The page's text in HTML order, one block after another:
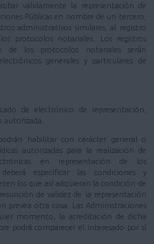
válidamente la representación de
Públicas en nombre de un tercero,
administrativos similares, al registro
protocolos notariales. Los registros
de los protocolos notariales serán
generales y particulares de
de electrónico de representación,
habilitar con carácter general o
autorizadas para la realización de
en representación de los
especificar las condiciones y
los que así adquieran la condición de
de validez de la representación
prevea otra cosa. Las Administraciones
momento, la acreditación de dicha
podrá comparecer el interesado por sí